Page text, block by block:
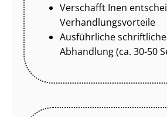
Verschafft Inen
Ver­hand­lungs­vor­tei­le
Ausführliche schriftliche
Abhandlung (ca. 30-50